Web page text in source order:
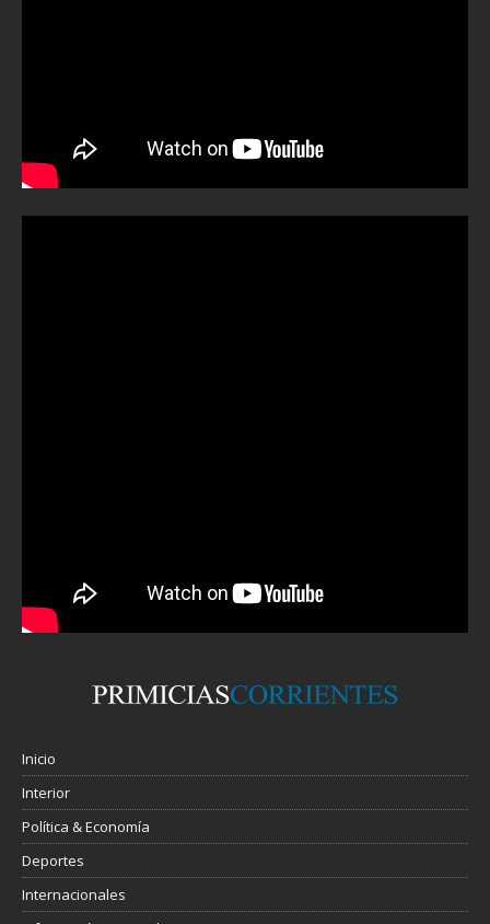
Inicio
Interior
Política & Economía
Deportes
Internacionales